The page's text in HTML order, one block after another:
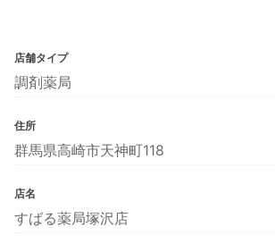
店舗タイプ
調剤薬局
住所
群馬県高崎市天神町118
店名
すばる薬局塚沢店